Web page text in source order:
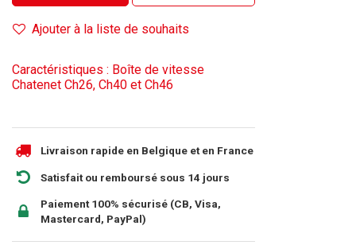
Ajouter à la liste de souhaits
Caractéristiques : Boîte de vitesse
Chatenet Ch26, Ch40 et Ch46
Livraison rapide en Belgique et en France
Satisfait ou remboursé sous 14 jours
Paiement 100% sécurisé (CB, Visa,
Mastercard, PayPal)